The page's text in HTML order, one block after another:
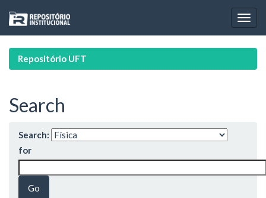
navigation
Repositório UFT
Search
Search:
for